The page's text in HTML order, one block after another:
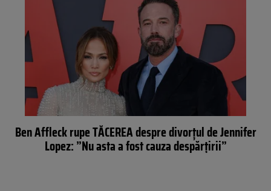
Ben Affleck rupe TĂCEREA despre divorțul de Jennifer
Lopez: ”Nu asta a fost cauza despărțirii”